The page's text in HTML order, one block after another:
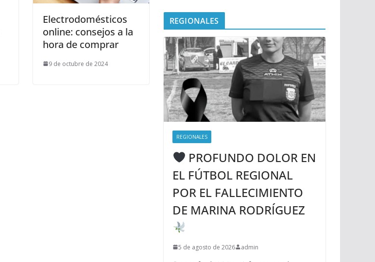
Electrodomésticos
online: consejos a la
hora de comprar
9 de octubre de 2024
REGIONALES
REGIONALES
PROFUNDO DOLOR EN
EL FÚTBOL REGIONAL
POR EL FALLECIMIENTO
DE MARINA RODRÍGUEZ
5 de agosto de 2026 admin